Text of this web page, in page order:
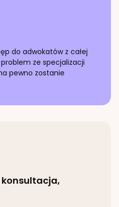
do adwokatów z całej
ze specjalizacji
pewno zostanie